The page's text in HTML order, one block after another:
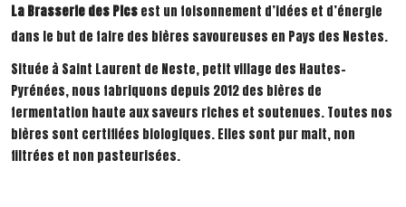
La Brasserie des Picsest un foisonnement d’idées et d’énergie
dans le but de faire des bières savoureuses en Pays des Nestes.
Située à Saint Laurent de Neste, petit village des Hautes-
Pyrénées, nous fabriquons depuis 2012 des bières de
fermentation haute aux saveurs riches et soutenues. Toutes nos
bières sont certifiées biologiques. Elles sont pur malt, non
filtrées et non pasteurisées.